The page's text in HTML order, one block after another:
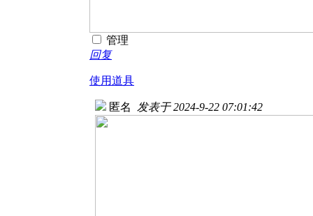
管理
回复
使用道具
匿名 发表于 2024-9-22 07:01:42